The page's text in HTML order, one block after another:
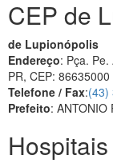
CEP de
de Lupionópolis
Endereço: Pça.
PR, CEP: 86635000
Telefone / Fax:(43)
Prefeito: ANTONIO